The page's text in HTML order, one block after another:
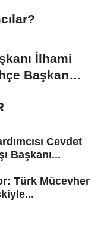
İlhami
Başkan
Cevdet
Başkanı...
Türk Mücevher